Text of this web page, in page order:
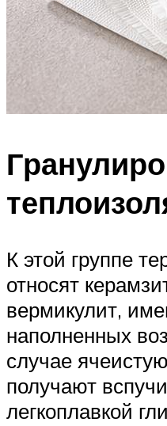
К этой группе
относят
вермикулит,
наполненных
случае
получают
легкоплавкой